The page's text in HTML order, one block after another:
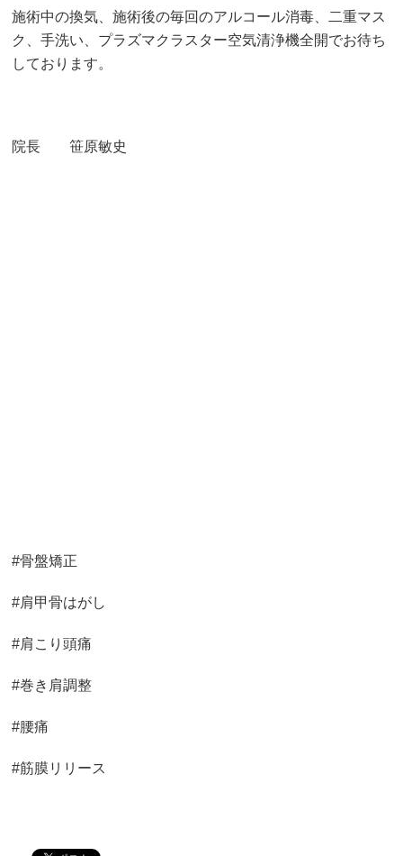
施術中の換気、施術後の毎回のアルコール消毒、二重マス
ク、手洗い、プラズマクラスター空気清浄機全開でお待ち
しております。
院長 笹原敏史
#骨盤矯正
#肩甲骨はがし
#肩こり頭痛
#巻き肩調整
#腰痛
#筋膜リリース